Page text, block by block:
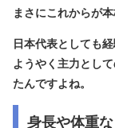
まさにこれからが
日本代表としても
ようやく主力とし
たんですよね。
身長や体重